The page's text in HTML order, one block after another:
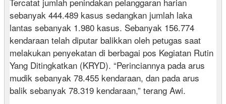
sebanyak 444.489 kasus sedangkan jumlah laka
lantas sebanyak 1.980 kasus. Sebanyak 156.774
kendaraan telah diputar balikkan oleh petugas saat
melakukan penyekatan di berbagai pos Kegiatan Rutin
Yang Ditingkatkan (KRYD). “Perinciannya pada arus
mudik sebanyak 78.455 kendaraan, dan pada arus
balik sebanyak 78.319 kendaraan,” terang Awi.